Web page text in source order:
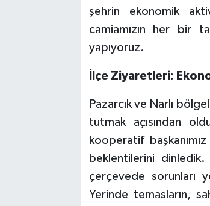
şehrin ekonomik
camiamızın her bir
yapıyoruz.
İlçe Ziyaretleri:
Pazarcık ve Narlı
tutmak açısından
kooperatif
beklentilerini
çerçevede sorunları
Yerinde temasların,